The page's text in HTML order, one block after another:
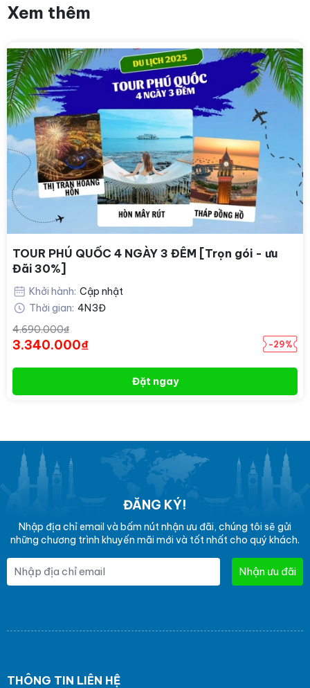
Xem thêm
TOUR PHÚ QUỐC 4 NGÀY 3 ĐÊM [Trọn gói - ưu
Đãi 30%]
Khởi hành: Cập nhật
Thời gian: 4N3Đ
4.690.000₫
3.340.000₫ -29%
Đặt ngay
ĐĂNG KÝ!
Nhập địa chỉ email và bấm nút nhận ưu đãi, chúng tôi sẽ gửi
những chương trình khuyến mãi mới và tốt nhất cho quý khách.
Nhận ưu đãi
THÔNG TIN LIÊN HỆ